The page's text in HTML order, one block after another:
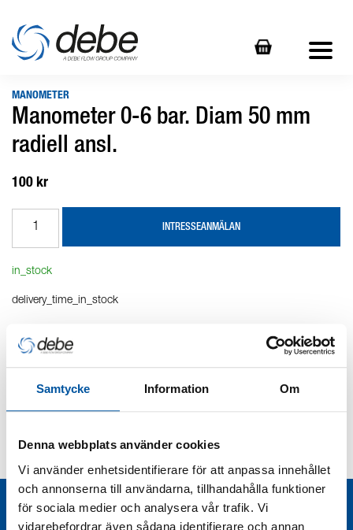
Samtycke Information Om
Denna webbplats använder cookies
Vi använder enhetsidentifierare för att anpassa innehållet
och annonserna till användarna, tillhandahålla funktioner
för sociala medier och analysera vår trafik. Vi
vidarebefordrar även sådana identifierare och annan
MANOMETER
Manometer 0-6 bar. Diam 50 mm
radiell ansl.
100 kr
INTRESSEANMÄLAN
in_stock
delivery_time_in_stock
Produktbeskrivning
Teknisk dokumentation
Liknande produktgrupper